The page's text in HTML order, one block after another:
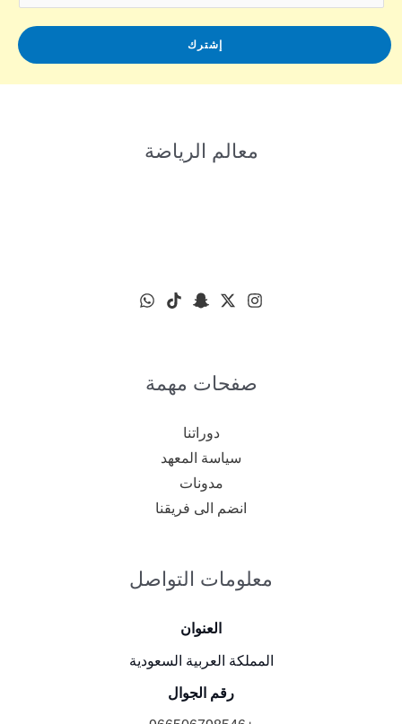
إشترك
معالم الرياضة
صفحات مهمة
دوراتنا
سياسة المعهد
مدونات
انضم الى فريقنا
معلومات التواصل
العنوان
المملكة العربية السعودية
رقم الجوال